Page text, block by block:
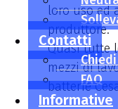
Contatti
FAQ
Informative
loro uso ed
produttore.
Quasi tutte
mezzi di
batterie